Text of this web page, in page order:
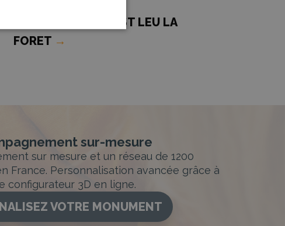
Pompes funèbres ST LEU LA
FORET →
sur-mesure
sur mesure et un réseau de 1200
France. Personnalisation avancée grâce à
configurateur 3D en ligne.
VOTRE MONUMENT